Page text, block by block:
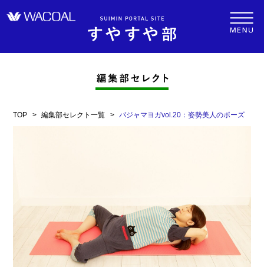
TOP 編集部セレクト一覧 パジャマヨガvol.20：姿勢美人のポーズ